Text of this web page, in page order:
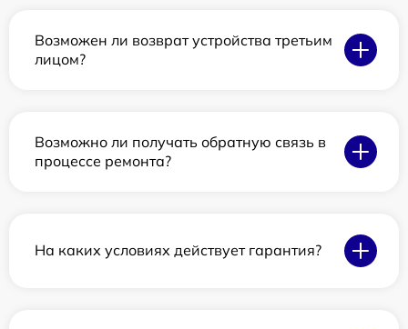
Возможен ли возврат устройства третьим
лицом?
Возможно ли получать обратную связь в
процессе ремонта?
На каких условиях действует гарантия?